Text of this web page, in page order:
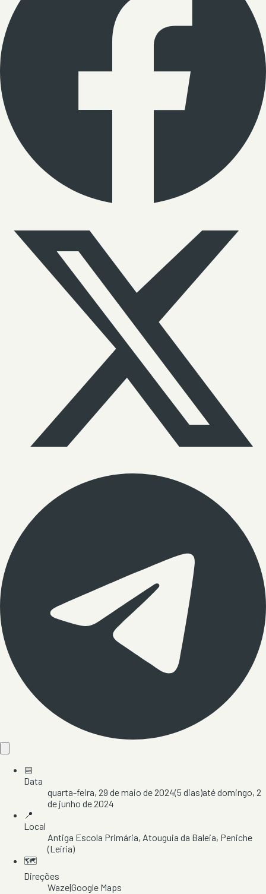
📅
Data
quarta-feira, 29 de maio de 2024(5 dias)atédomingo, 2
de junho de 2024
📍
Local
Antiga Escola Primária, Atouguia da Baleia, Peniche
(Leiria)
🗺️
Direções
Waze|Google Maps